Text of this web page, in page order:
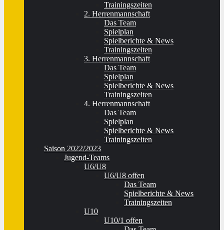
Trainingszeiten
2. Herrenmannschaft
Das Team
Spielplan
Spielberichte & News
Trainingszeiten
3. Herrenmannschaft
Das Team
Spielplan
Spielberichte & News
Trainingszeiten
4. Herrenmannschaft
Das Team
Spielplan
Spielberichte & News
Trainingszeiten
Saison 2022/2023
Jugend-Teams
U6/U8
U6/U8 offen
Das Team
Spielberichte & News
Trainingszeiten
U10
U10/1 offen